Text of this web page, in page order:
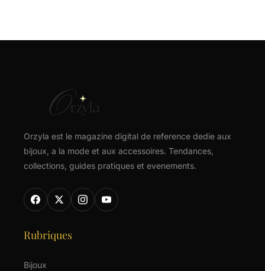
Orzyla est le magazine digital de reference dedie aux
bijoux, a la mode et aux accessoires. Tendances,
collections, guides pratiques et evenements.
Rubriques
Bijoux